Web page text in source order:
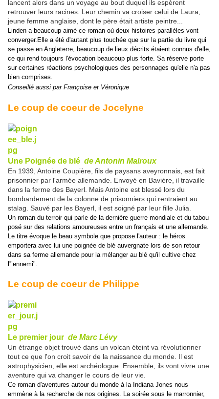
lancent alors dans un voyage au bout duquel ils espèrent
retrouver leurs racines. Leur chemin va croiser celui de Laura,
jeune femme anglaise, dont le père était artiste peintre...
Linden a beaucoup aimé ce roman où deux histoires parallèles vont
converger.Elle a été d'autant plus touchée que sur la partie du livre qui
se passe en Angleterre, beaucoup de lieux décrits étaient connus d'elle,
ce qui rend toujours l'évocation beaucoup plus forte. Sa réserve porte
sur certaines réactions psychologiques des personnages qu'elle n'a pas
bien comprises.
Conseillé aussi par Françoise et Véronique
Le coup de coeur de Jocelyne
Une Poignée de blé de Antonin Malroux
En 1939, Antoine Coupière, fils de paysans aveyronnais, est fait
prisonnier par l'armée allemande. Envoyé en Bavière, il travaille
dans la ferme des Bayerl. Mais Antoine est blessé lors du
bombardement de la colonne de prisonniers qui rentraient au
stalag. Sauvé par les Bayerl, il est soigné par leur fille Julia.
Un roman du terroir qui parle de la dernière guerre mondiale et du tabou
posé sur des relations amoureuses entre un français et une allemande.
Le titre évoque le beau symbole que propose l'auteur : le héros
emportera avec lui une poignée de blé auvergnate lors de son retour
dans sa ferme allemande pour la mélanger au blé qu'il cultive chez
l'"ennemi".
Le coup de coeur de Philippe
Le premier jour de Marc Lévy
Un étrange objet trouvé dans un volcan éteint va révolutionner
tout ce que l'on croit savoir de la naissance du monde. Il est
astrophysicien, elle est archéologue. Ensemble, ils vont vivre une
aventure qui va changer le cours de leur vie.
Ce roman d'aventures autour du monde à la Indiana Jones nous
emmène à la recherche de nos origines. La soirée sous le marronnier,